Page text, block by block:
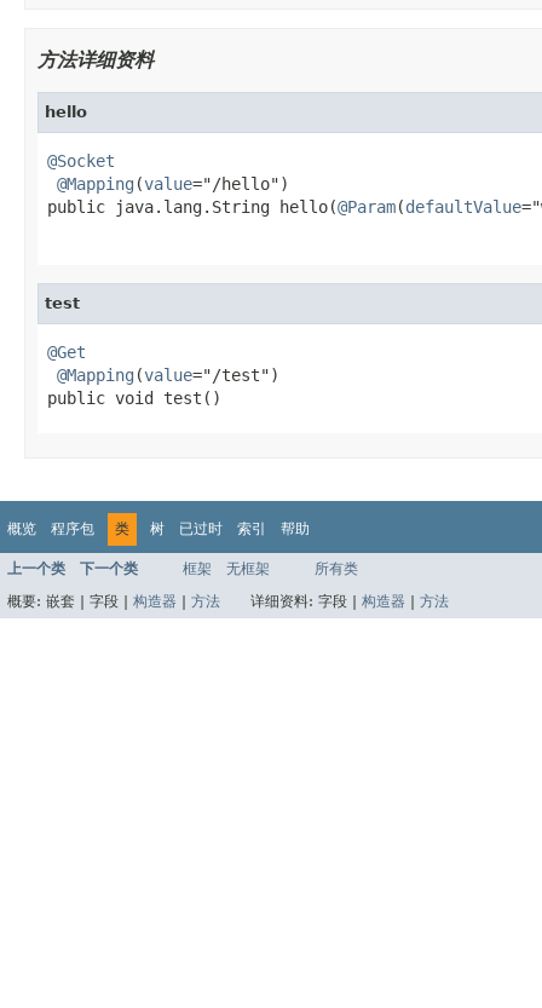
方法详细资料
hello
@Socket
@Mapping (value="/hello")
public java.lang.String hello(@Param(defaultValue
test
@Get
@Mapping (value="/test")
public void test()
概览 程序包 类 树 已过时 索引 帮助
上一个类 下一个类 框架 无框架
所有类
概要: 嵌套 | 字段 | 构造器 方法 详细资料: 字段 | 构造器 方法